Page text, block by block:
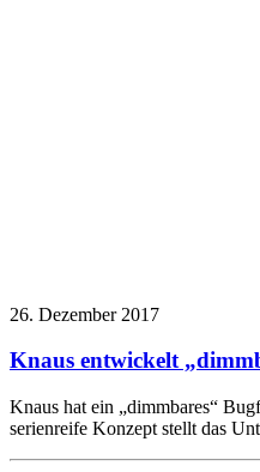
26. Dezember 2017
Knaus entwickelt
Knaus hat ein „dimmbares“
serienreife Konzept stellt das